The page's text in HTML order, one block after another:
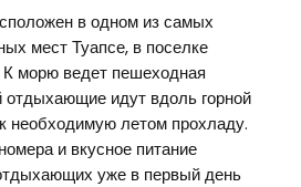
в одном из самых
мест Туапсе, в поселке
морю ведет пешеходная
отдыхающие идут вдоль горной
необходимую летом прохладу.
и вкусное питание
уже в первый день